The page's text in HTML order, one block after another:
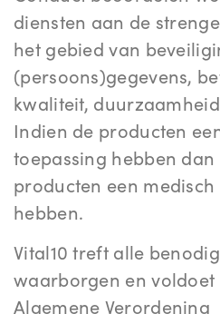
diensten aan de
het gebied van
(persoons)gegevens,
kwaliteit,
Indien de producten
toepassing hebben
producten een
hebben.
Vital10 treft alle
waarborgen en voldoet
Algemene Verordening